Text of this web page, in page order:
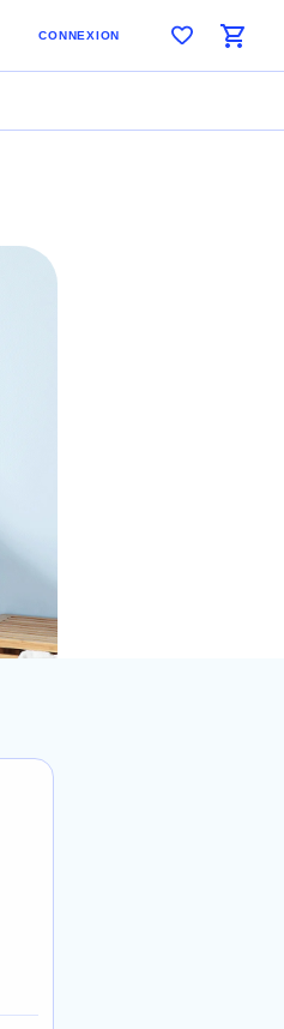
CONNEXION